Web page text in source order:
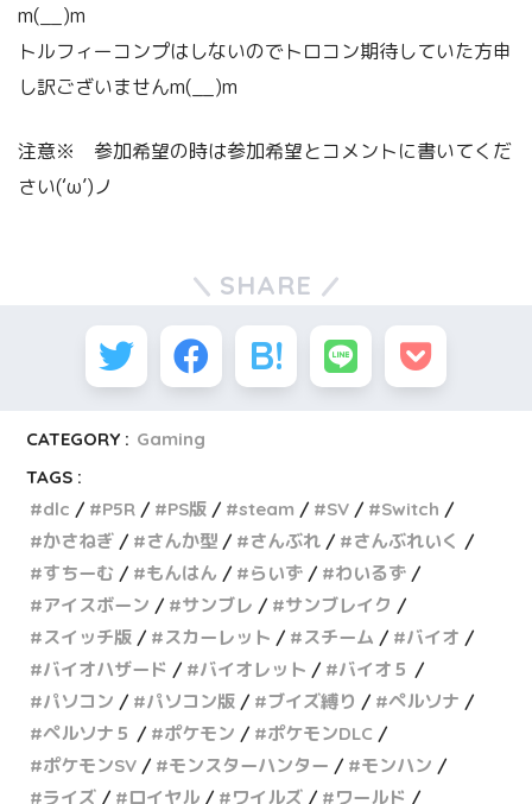
m(__)m
トルフィーコンプはしないのでトロコン期待していた方申
し訳ございませんm(__)m
注意※ 参加希望の時は参加希望とコメントに書いてくだ
さい(‘ω’)ノ
SHARE
CATEGORY : Gaming
TAGS :
dlc
P5R PS版 steam SV
Switch
かさねぎ
さんか型 さんぶれ
さんぶれいく
すちーむ
もんはん らいず
わいるず
アイスボーン
サンブレ
サンブレイク
スイッチ版
スカーレット スチーム
バイオ
バイオハザード
バイオレット
バイオ５
パソコン
パソコン版 ブイズ縛り
ペルソナ
ペルソナ５
ポケモン
ポケモンDLC
ポケモンSV
モンスターハンター
モンハン
ライズ
ロイヤル ワイルズ ワールド